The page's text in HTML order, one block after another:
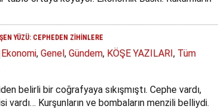
YÜZÜ: CEPHEDEN ZİHİNLERE
Ekonomi, Genel, Gündem, KÖŞE YAZILARI, Tüm
belirli bir coğrafyaya sıkışmıştı. Cephe vardı,
vardı… Kurşunların ve bombaların menzili belliydi.